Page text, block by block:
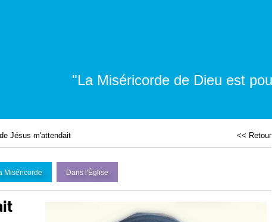
"La Miséricorde de Dieu est
Jésus m'attendait << Retour
Miséricorde Dans l'Église